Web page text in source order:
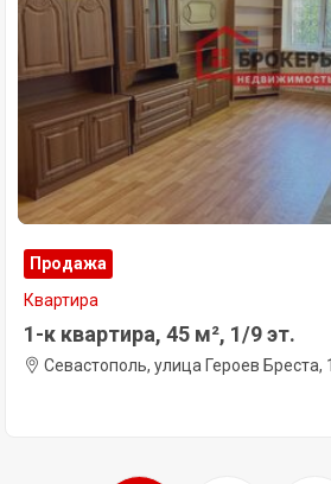
Продажа
Квартира
1-к квартира, 45 м², 1/9 эт.
Севастополь, улица Героев Бреста,